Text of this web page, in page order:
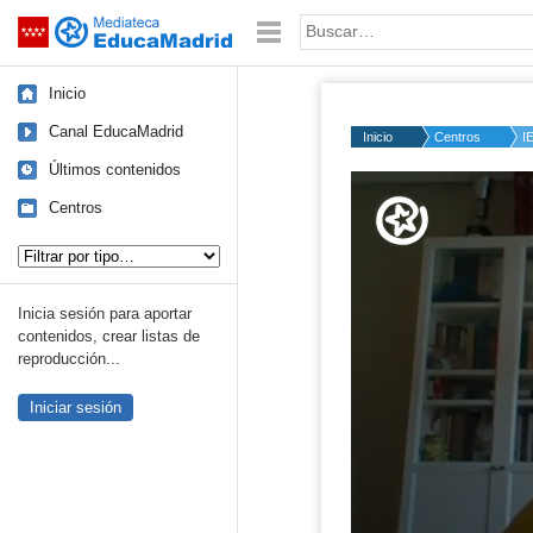
Saltar navegación Palabra o frase:
Inicio
Canal EducaMadrid
Últimos contenidos
Centros
Inicia sesión para aportar
contenidos, crear listas de
reproducción...
Iniciar sesión
Inicio Centros
50%